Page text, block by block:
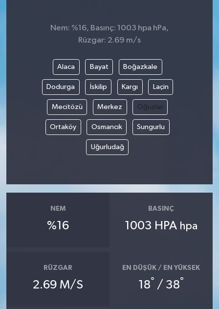
Nem: %16, Basınç: 1003 hpa hPa,
Rüzgar: 2.69 m/s
Alaca Bayat Boğazkale
Dodurga İskilip Kargı Laçin
Mecitözü Merkez Oğuzlar
Ortaköy Osmancık Sungurlu
Uğurludağ
NEM
%16
BASINÇ
1003 HPA hpa
RÜZGAR
2.69 M/S
EN DÜŞÜK / EN YÜKSEK
18° / 38°